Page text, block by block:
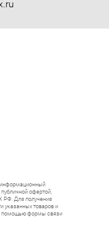
информационный
офертой,
РФ. Для получения
указанных товаров и
помощью формы связи